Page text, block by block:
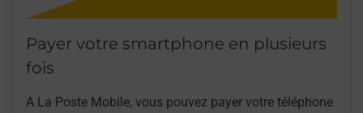
Payer votre smartphone en plusieurs
fois
A La Poste Mobile, vous pouvez payer votre téléphone